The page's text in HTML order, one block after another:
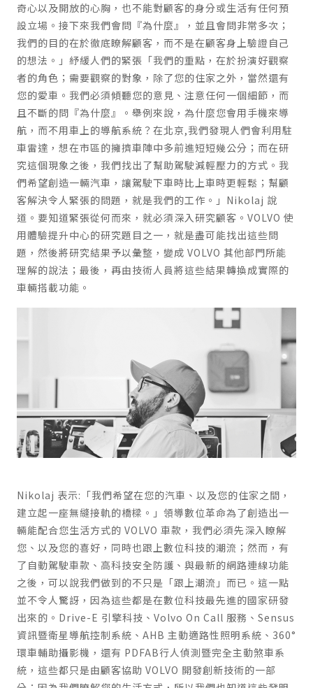
奇心以及開放的心胸，也不能對顧客的身分或生活有任何預
設立場。接下來我們會問『為什麼』，並且會問非常多次；
我們的目的在於徹底瞭解顧客，而不是在顧客身上驗證自己
的想法。」紓緩人們的緊張「我們的重點，在於扮演好觀察
者的角色；需要觀察的對象，除了您的住家之外，當然還有
您的愛車。我們必須傾聽您的意見、注意任何一個細節，而
且不斷的問『為什麼』。舉例來說，為什麼您會用手機來導
航，而不用車上的導航系統？在北京,我們發現人們會利用駐
車雷達，想在市區的擁擠車陣中多前進短短幾公分；而在研
究這個現象之後，我們找出了幫助駕駛減輕壓力的方式。我
們希望創造一輛汽車，讓駕駛下車時比上車時更輕鬆；幫顧
客解決令人緊張的問題，就是我們的工作。」Nikolaj 說
道。要知道緊張從何而來，就必須深入研究顧客。VOLVO 使
用體驗提升中心的研究題目之一，就是盡可能找出這些問
題，然後將研究結果予以彙整，變成 VOLVO 其他部門所能
理解的說法；最後，再由技術人員將這些結果轉換成實際的
車輛搭載功能。
Nikolaj 表示:「我們希望在您的汽車、以及您的住家之間，
建立起一座無縫接軌的橋樑。」領導數位革命為了創造出一
輛能配合您生活方式的 VOLVO 車款，我們必須先深入瞭解
您、以及您的喜好，同時也跟上數位科技的潮流；然而，有
了自動駕駛車款、高科技安全防護、與最新的網路連線功能
之後，可以說我們做到的不只是「跟上潮流」而已。這一點
並不令人驚訝，因為這些都是在數位科技最先進的國家研發
出來的。Drive-E 引擎科技、Volvo On Call 服務、Sensus
資訊暨衛星導航控制系統、AHB 主動適路性照明系統、360°
環車輔助攝影機，還有 PDFAB行人偵測暨完全主動煞車系
統，這些都只是由顧客協助 VOLVO 開發創新技術的一部